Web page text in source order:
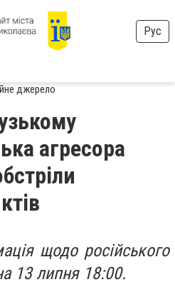
Рус
джерело
агресора
щодо російського
13 липня 18:00.